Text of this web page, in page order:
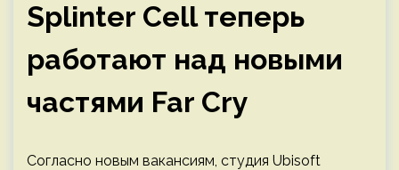
Splinter Cell теперь
работают над новыми
частями Far Cry
Согласно новым вакансиям, студия Ubisoft